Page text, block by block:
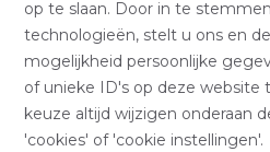
op te slaan. Door in te
technologieën, stelt u ons en
mogelijkheid persoonlijke
of unieke ID's op deze website
keuze altijd wijzigen onderaan
'cookies' of 'cookie instellingen'.